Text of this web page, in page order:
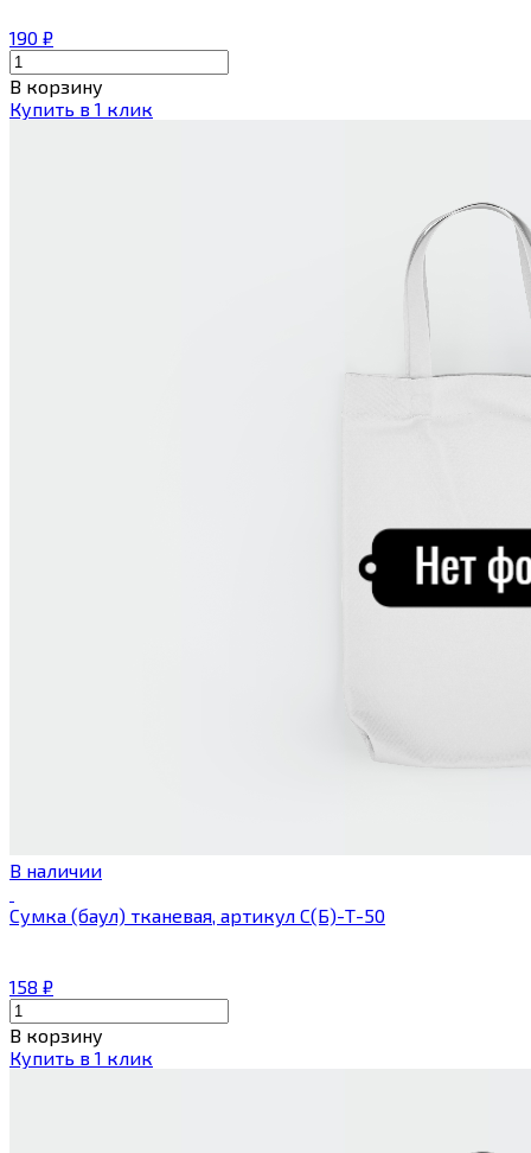
190 ₽
В корзину
Купить в 1 клик
В наличии
Сумка (баул) тканевая, артикул С(Б)-Т-50
158 ₽
В корзину
Купить в 1 клик